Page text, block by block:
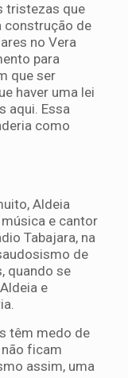
tristezas que
construção de
no Vera
para
que ser
haver uma lei
aqui. Essa
como
Aldeia
música e cantor
Tabajara, na
de
quando se
e
têm medo de
ficam
assim, uma